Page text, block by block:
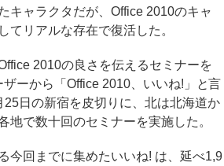
キャラクタだが、Office 2010のキャ
てリアルな存在で復活した。
2010の良さを伝えるセミナーを
ーから「Office 2010、いいね!」と言
25日の新宿を皮切りに、北は北海道か
地で数十回のセミナーを実施した。
今回までに集めたいいね! は、延べ1,9